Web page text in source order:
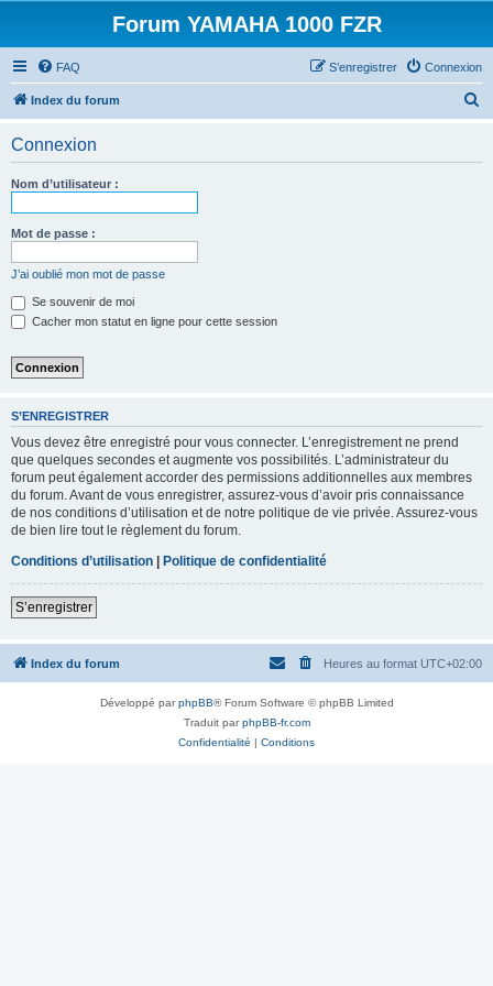
Forum YAMAHA 1000 FZR
FAQ Connexion
S’enregistrer
Index du forum
Connexion
Nom d’utilisateur :
Mot de passe :
J’ai oublié mon mot de passe
Se souvenir de moi
Cacher mon statut en ligne pour cette session
S’ENREGISTRER
Vous devez être enregistré pour vous connecter. L’enregistrement ne prend
que quelques secondes et augmente vos possibilités. L’administrateur du
forum peut également accorder des permissions additionnelles aux membres
du forum. Avant de vous enregistrer, assurez-vous d’avoir pris connaissance
de nos conditions d’utilisation et de notre politique de vie privée. Assurez-vous
de bien lire tout le règlement du forum.
Conditions d’utilisation | Politique de confidentialité
S’enregistrer
Index du forum Heures au format UTC+02:00
Développé parphpBB® Forum Software © phpBB Limited
Traduit parphpBB-fr.com
Confidentialité | Conditions